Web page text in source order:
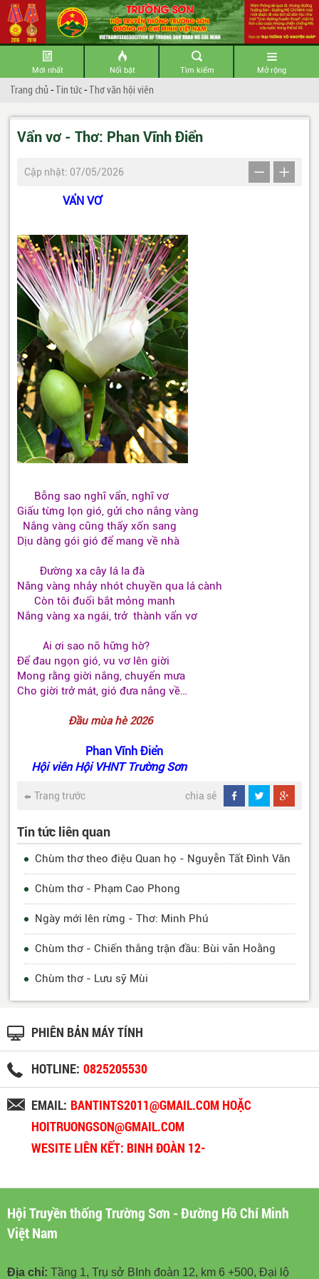
Mới nhất Nổi bật Tìm kiếm Mở rộng
Trang chủ -Tin tức-Thơ văn hội viên
Vẩn vơ - Thơ: Phan Vĩnh Điển
Cập nhật: 07/05/2026
VẨN VƠ
Bỗng sao nghĩ vẩn, nghĩ vơ
Giấu từng lọn gió, gửi cho nắng vàng
Nắng vàng cũng thấy xốn sang
Dịu dàng gói gió để mang về nhà
Đường xa cây lá la đà
Nắng vàng nhảy nhót chuyền qua lá cành
Còn tôi đuổi bắt mỏng manh
Nắng vàng xa ngái, trở thành vẩn vơ
Ai ơi sao nỡ hững hờ?
Để đau ngọn gió, vu vơ lên giời
Mong rằng giời nắng, chuyển mưa
Cho giời trở mát, gió đưa nắng về…
Đầu mùa hè 2026
Phan Vĩnh Điển
Hội viên Hội VHNT Trường Sơn
Trang trước chia sẻ
Tin tức liên quan
Chùm thơ theo điệu Quan họ - Nguyễn Tất Đình Vân
Chùm thơ - Phạm Cao Phong
Ngày mới lên rừng - Thơ: Minh Phú
Chùm thơ - Chiến thắng trận đầu: Bùi văn Hoằng
Chùm thơ - Lưu sỹ Mùi
PHIÊN BẢN MÁY TÍNH
HOTLINE: 0825205530
EMAIL: BANTINTS2011@GMAIL.COM HOẶC
HOITRUONGSON@GMAIL.COM
WESITE LIÊN KẾT: BINH ĐOÀN 12-
Hội Truyền thống Trường Sơn - Đường Hồ Chí Minh
Việt Nam
Địa chỉ: Tầng 1, Trụ sở BInh đoàn 12, km 6 +500, Đại lộ